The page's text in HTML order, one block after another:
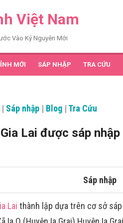
Việt Nam
Vào Kỷ Nguyên Mới
MỚI SÁP NHẬP TRA CỨU
| Sáp nhập | Blog | Tra Cứu
Lai được sáp
Sáp nhập
Lai thành lập dựa trên cơ sở